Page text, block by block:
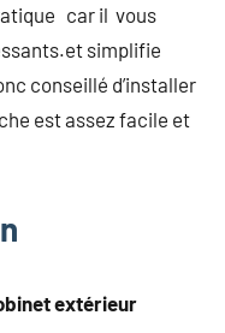
car il vous
simplifie
conseillé d’installer
est assez facile et
extérieur